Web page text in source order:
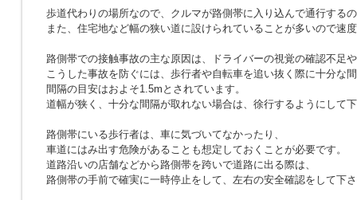
歩道代わりの場所なので、クルマが路側帯に入り込んで通行する
また、住宅地など幅の狭い道に設けられていることが多いので速
路側帯での接触事故の主な原因は、ドライバーの視覚の確認不足
こうした事故を防ぐには、歩行者や自転車を追い抜く際に十分な
間隔の目安はおよそ1.5mとされています。
道幅が狭く、十分な間隔が取れない場合は、徐行するようにして
路側帯にいる歩行者は、車に気づいてなかったり、
車道にはみ出す危険があることも想定しておくことが必要です。
道路沿いの店舗などから路側帯を跨いで道路に出る際は、
路側帯の手前で確実に一時停止をして、左右の安全確認をして下